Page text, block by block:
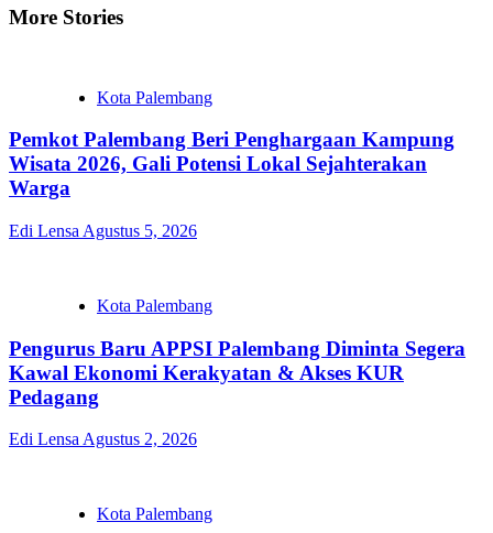
More Stories
Kota Palembang
Pemkot Palembang Beri Penghargaan Kampung
Wisata 2026, Gali Potensi Lokal Sejahterakan
Warga
Edi Lensa Agustus 5, 2026
Kota Palembang
Pengurus Baru APPSI Palembang Diminta Segera
Kawal Ekonomi Kerakyatan & Akses KUR
Pedagang
Edi Lensa Agustus 2, 2026
Kota Palembang